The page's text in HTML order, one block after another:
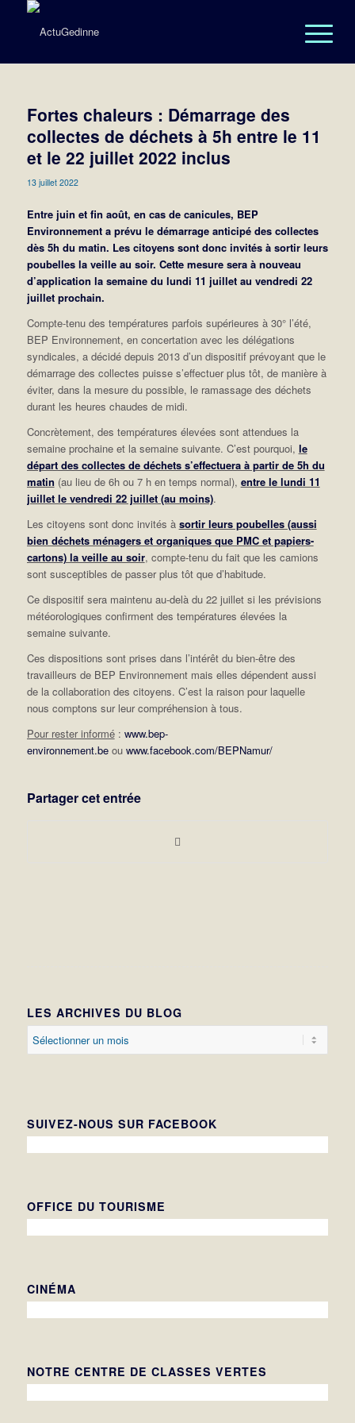
Fortes chaleurs : Démarrage des
collectes de déchets à 5h entre le 11
et le 22 juillet 2022 inclus
13 juillet 2022
Entre juin et fin août, en cas de canicules, BEP
Environnement a prévu le démarrage anticipé des collectes
dès 5h du matin. Les citoyens sont donc invités à sortir leurs
poubelles la veille au soir. Cette mesure sera à nouveau
d’application la semaine du lundi 11 juillet au vendredi 22
juillet prochain.
Compte-tenu des températures parfois supérieures à 30° l’été,
BEP Environnement, en concertation avec les délégations
syndicales, a décidé depuis 2013 d’un dispositif prévoyant que le
démarrage des collectes puisse s’effectuer plus tôt, de manière à
éviter, dans la mesure du possible, le ramassage des déchets
durant les heures chaudes de midi.
Concrètement, des températures élevées sont attendues la
semaine prochaine et la semaine suivante. C’est pourquoi, le
départ des collectes de déchets s’effectuera à partir de 5h du
matin (au lieu de 6h ou 7 h en temps normal), entre le lundi 11
juillet le vendredi 22 juillet (au moins).
Les citoyens sont donc invités à sortir leurs poubelles (aussi
bien déchets ménagers et organiques que PMC et papiers-
cartons) la veille au soir, compte-tenu du fait que les camions
sont susceptibles de passer plus tôt que d’habitude.
Ce dispositif sera maintenu au-delà du 22 juillet si les prévisions
météorologiques confirment des températures élevées la
semaine suivante.
Ces dispositions sont prises dans l’intérêt du bien-être des
travailleurs de BEP Environnement mais elles dépendent aussi
de la collaboration des citoyens. C’est la raison pour laquelle
nous comptons sur leur compréhension à tous.
Pour rester informé: www.bep-
environnement.beou www.facebook.com/BEPNamur/
Partager cet entrée
LES ARCHIVES DU BLOG
SUIVEZ-NOUS SUR FACEBOOK
OFFICE DU TOURISME
CINÉMA
NOTRE CENTRE DE CLASSES VERTES